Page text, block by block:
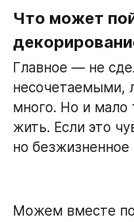
Что может
Главное — не
несочетаемыми,
много. Но и мало
жить. Если это
но безжизненное
Можем вместе